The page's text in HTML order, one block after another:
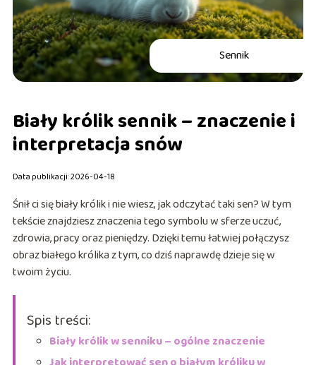
Sennik
Biały królik sennik – znaczenie i
interpretacja snów
Data publikacji: 2026-04-18
Śnił ci się biały królik i nie wiesz, jak odczytać taki sen? W tym
tekście znajdziesz znaczenia tego symbolu w sferze uczuć,
zdrowia, pracy oraz pieniędzy. Dzięki temu łatwiej połączysz
obraz białego królika z tym, co dziś naprawdę dzieje się w
twoim życiu.
Spis treści:
Biały królik w senniku – ogólne znaczenie